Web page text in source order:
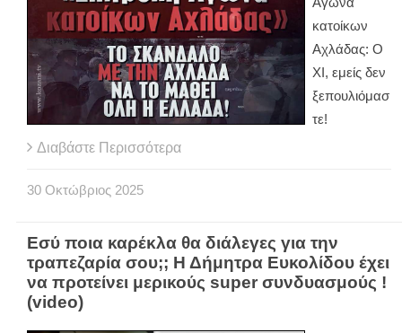
κατοίκων
Αχλάδας: Ο
ΧΙ, εμείς δεν
ξεπουλιόμασ
τε!
Διαβάστε Περισσότερα
30 Οκτώβριος 2025
Εσύ ποια καρέκλα θα διάλεγες για την
τραπεζαρία σου;; Η Δήμητρα Ευκολίδου έχει
να προτείνει μερικούς super συνδυασμούς !
(video)